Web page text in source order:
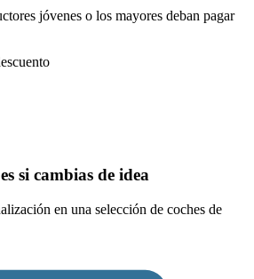
jóvenes o los mayores deban pagar
si cambias de idea
en una selección de coches de